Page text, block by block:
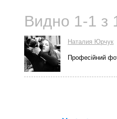
Видно 1-1 з
Наталия Юрчук
Професійний